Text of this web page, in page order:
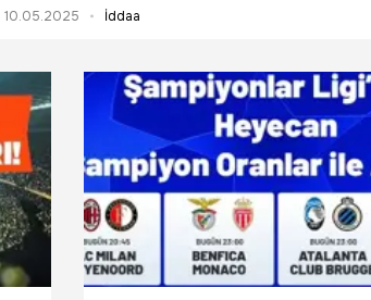
10.05.2025 İddaa